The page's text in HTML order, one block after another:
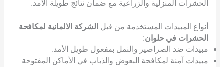
الحشرات المنزلية والزراعية مع ضمان نتائج طويلة الأمد.
أنواع المبيدات المستخدمة من قبل الشركة الالمانية لمكافحة
الحشرات في حلوان:
مبيدات ضد الصراصير والنمل بمفعول طويل الأمد.
مبيدات آمنة لمكافحة البعوض والذباب في الأماكن المفتوحة